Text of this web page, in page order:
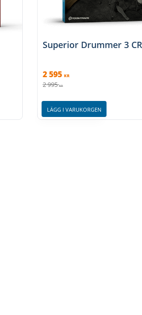
Superior Drummer 3
2 595 KR
2 995 KR
LÄGG I VARUKORGEN